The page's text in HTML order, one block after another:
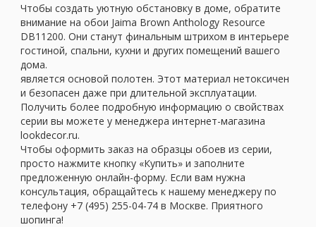
Чтобы создать уютную обстановку в доме, обратите
внимание на обои Jaima Brown Anthology Resource
DB11200. Они станут финальным штрихом в интерьере
гостиной, спальни, кухни и других помещений вашего
дома.
является основой полотен. Этот материал нетоксичен
и безопасен даже при длительной эксплуатации.
Получить более подробную информацию о свойствах
серии вы можете у менеджера интернет-магазина
lookdecor.ru.
Чтобы оформить заказ на образцы обоев из серии,
просто нажмите кнопку «Купить» и заполните
предложенную онлайн-форму. Если вам нужна
консультация, обращайтесь к нашему менеджеру по
телефону +7 (495) 255-04-74 в Москве. Приятного
шопинга!